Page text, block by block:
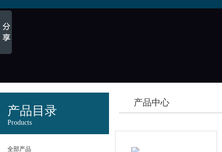
产品目录
Products
全部产品
产品中心